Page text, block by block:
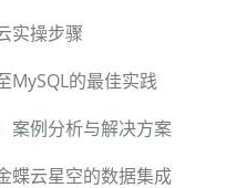
实操步骤
MySQL的最佳实践
案例分析与解决方案
蝶云星空的数据集成